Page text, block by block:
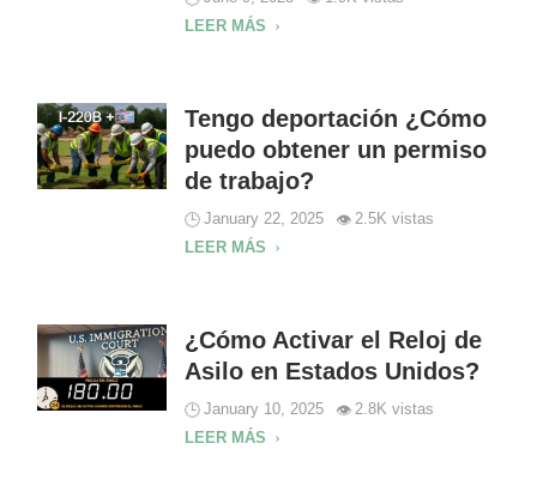
LEER MÁS
Tengo deportación ¿Cómo
puedo obtener un permiso
de trabajo?
January 22, 2025
2.5K vistas
LEER MÁS
¿Cómo Activar el Reloj de
Asilo en Estados Unidos?
January 10, 2025
2.8K vistas
LEER MÁS